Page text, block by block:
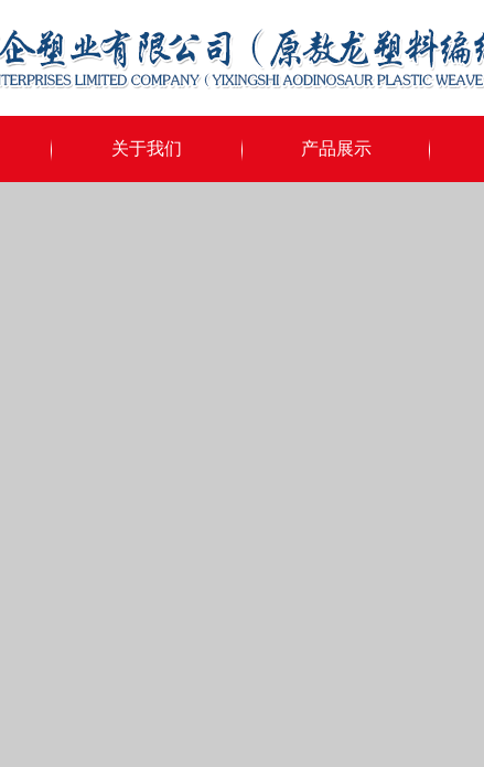
关于我们 产品展示